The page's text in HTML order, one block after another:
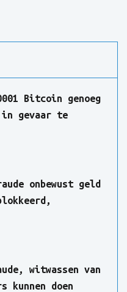
Bitcoin genoeg
in gevaar te
onbewust geld
witwassen van
kunnen doen